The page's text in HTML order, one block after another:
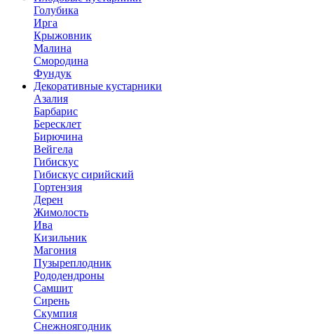
Голубика
Ирга
Крыжовник
Малина
Смородина
Фундук
Декоративные кустарники
Азалия
Барбарис
Бересклет
Бирючина
Вейгела
Гибискус
Гибискус сирийский
Гортензия
Дерен
Жимолость
Ива
Кизильник
Магония
Пузыреплодник
Рододендроны
Самшит
Сирень
Скумпия
Снежноягодник